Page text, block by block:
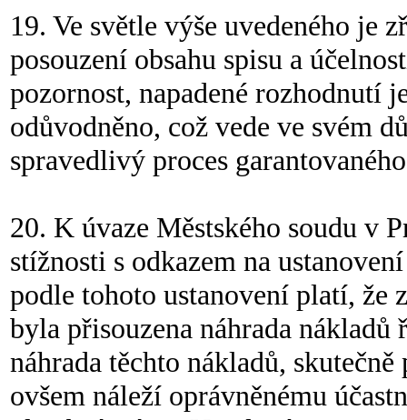
19. Ve světle výše uvedeného je
posouzení obsahu spisu a
pozornost, napadené rozhodnutí
odůvodněno, což vede ve svém
spravedlivý proces
20. K úvaze Městského soudu v
stížnosti s odkazem na
podle tohoto ustanovení platí, že
byla přisouzena náhrada
náhrada těchto nákladů,
ovšem náleží oprávněnému